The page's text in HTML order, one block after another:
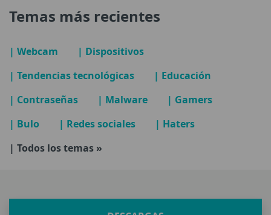
Temas más recientes
| Webcam
| Dispositivos
| Tendencias tecnológicas
| Educación
| Contraseñas
| Malware
| Gamers
| Bulo
| Redes sociales
| Haters
| Todos los temas »